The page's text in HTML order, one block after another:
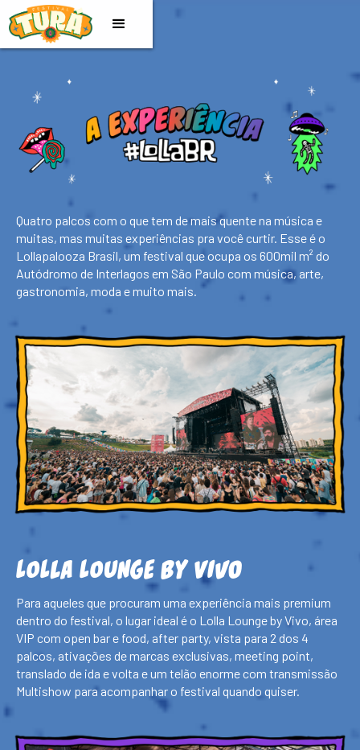
Quatro palcos com o que tem de mais quente na música e
muitas, mas muitas experiências pra você curtir. Esse é o
Lollapalooza Brasil, um festival que ocupa os 600mil m² do
Autódromo de Interlagos em São Paulo com música, arte,
gastronomia, moda e muito mais.
LOLLA LOUNGE by Vivo
Para aqueles que procuram uma experiência mais premium
dentro do festival, o lugar ideal é o Lolla Lounge by Vivo, área
VIP com open bar e food, after party, vista para 2 dos 4
palcos, ativações de marcas exclusivas, meeting point,
translado de ida e volta e um telão enorme com transmissão
Multishow para acompanhar o festival quando quiser.